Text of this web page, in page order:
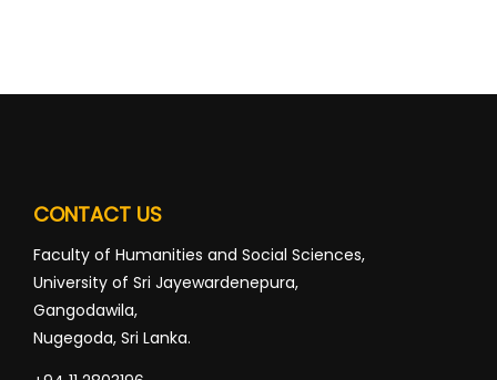
CONTACT US
Faculty of Humanities and Social Sciences,
University of Sri Jayewardenepura,
Gangodawila,
Nugegoda, Sri Lanka.